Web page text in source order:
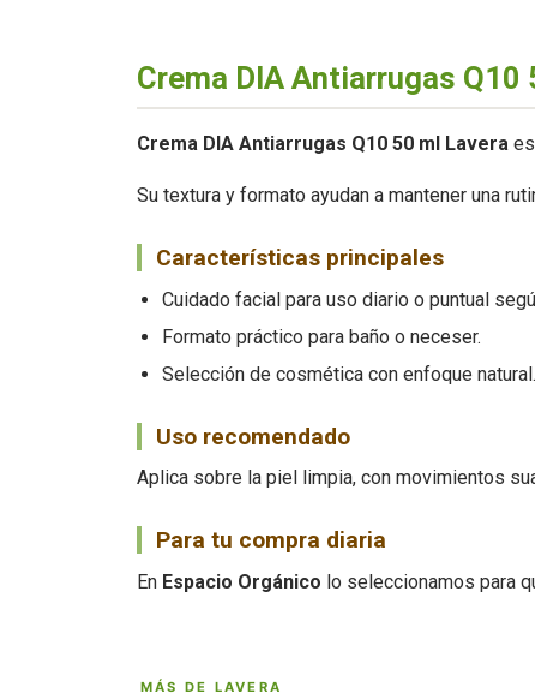
Crema DIA Antiarrugas Q10
Crema DIA Antiarrugas Q10 50 ml Lavera
Su textura y formato ayudan a mantener una
Características principales
Cuidado facial para uso diario o puntual
Formato práctico para baño o neceser.
Selección de cosmética con enfoque natural.
Uso recomendado
Aplica sobre la piel limpia, con movimientos
Para tu compra diaria
En Espacio Orgánico lo seleccionamos para
MÁS DE LAVERA